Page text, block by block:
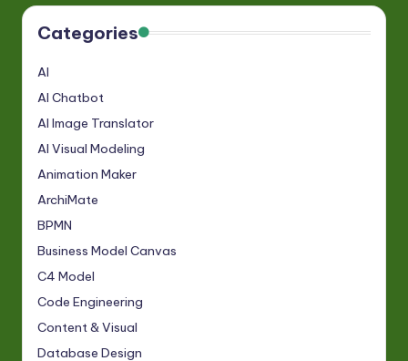
Categories
AI
AI Chatbot
AI Image Translator
AI Visual Modeling
Animation Maker
ArchiMate
BPMN
Business Model Canvas
C4 Model
Code Engineering
Content & Visual
Database Design